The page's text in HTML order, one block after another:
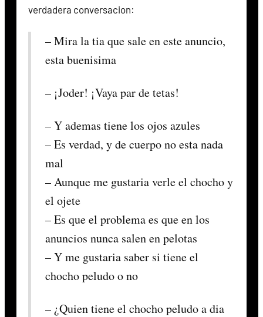
verdadera conversacion:
– Mira la tia que sale en este anuncio,
esta buenisima
– ¡Joder! ¡Vaya par de tetas!
– Y ademas tiene los ojos azules
– Es verdad, y de cuerpo no esta nada
mal
– Aunque me gustaria verle el chocho y
el ojete
– Es que el problema es que en los
anuncios nunca salen en pelotas
– Y me gustaria saber si tiene el
chocho peludo o no
– ¿Quien tiene el chocho peludo a dia